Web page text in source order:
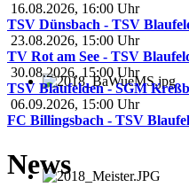
16.08.2026, 16:00 Uhr
TSV Dünsbach - TSV
23.08.2026, 15:00 Uhr
TV Rot am See - TSV
30.08.2026, 15:00 Uhr
TSV Blaufelden - SGM
06.09.2026, 15:00 Uhr
FC Billingsbach - TSV
News